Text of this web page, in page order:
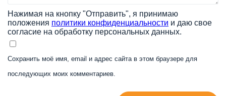
Нажимая на кнопку "Отправить", я принимаю
положения политики конфиденциальности и даю свое
согласие на обработку персональных данных.
Сохранить моё имя, email и адрес сайта в этом браузере для
последующих моих комментариев.